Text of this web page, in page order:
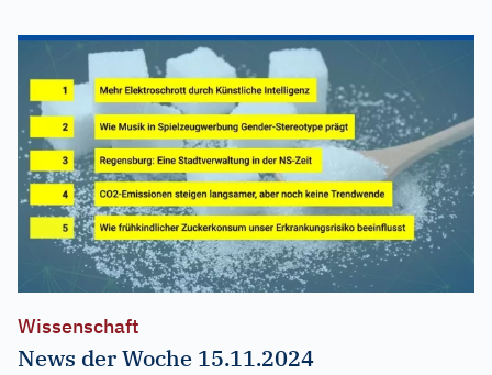
Wissenschaft
News der Woche 15.11.2024